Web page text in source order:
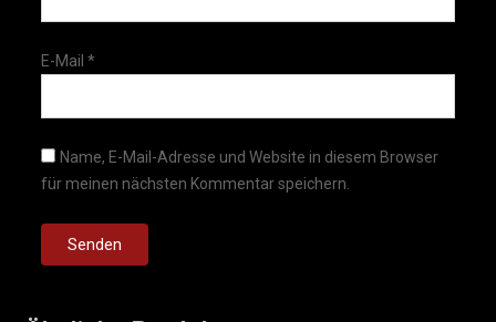
E-Mail*
Name, E-Mail-Adresse und Website in diesem Browser
für meinen nächsten Kommentar speichern.